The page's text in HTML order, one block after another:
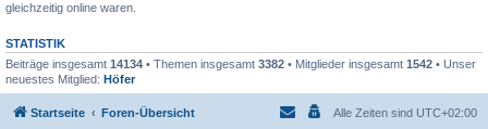
gleichzeitig online waren.
STATISTIK
Beiträge insgesamt 14134 • Themen insgesamt 3382 • Mitglieder insgesamt 1542 • Unser
neuestes Mitglied: Höfer
Startseite Foren-Übersicht Alle Zeiten sind UTC+02:00